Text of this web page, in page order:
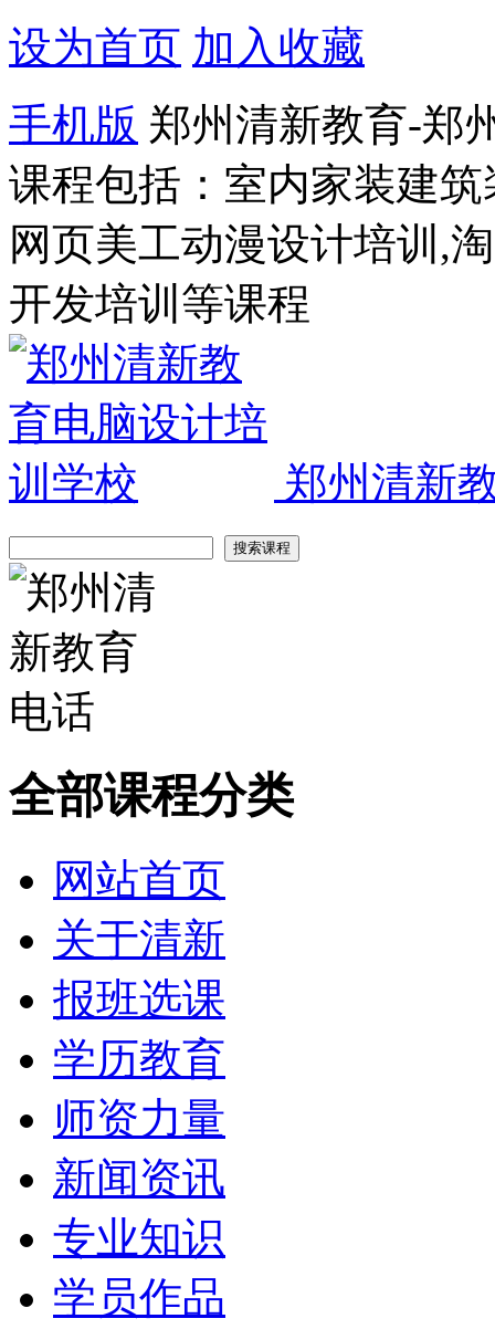
设为首页 加入收藏
手机版 郑州清新教育-郑
课程包括：室内家装建
网页美工动漫设计培训,
开发培训等课程
郑州清新
全部课程分类
网站首页
关于清新
报班选课
学历教育
师资力量
新闻资讯
专业知识
学员作品